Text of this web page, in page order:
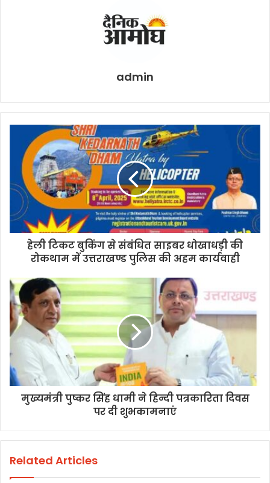
admin
हेली टिकट बुकिंग से संबंधित साइबर धोखाधड़ी की
रोकथाम में उत्तराखण्ड पुलिस की अहम कार्यवाही
मुख्यमंत्री पुष्कर सिंह धामी ने हिन्दी पत्रकारिता दिवस
पर दी शुभकामनाएं
Related Articles